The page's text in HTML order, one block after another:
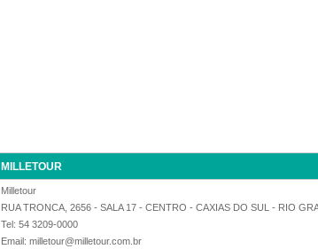
MILLETOUR
Milletour
RUA TRONCA, 2656 - SALA 17 - CENTRO - CAXIAS DO SUL - RIO
Tel: 54 3209-0000
Email: milletour@milletour.com.br